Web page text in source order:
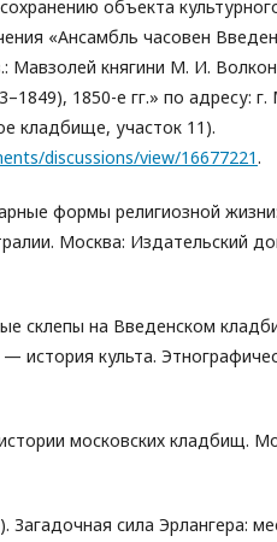
объекта
«Ансамбль часовен
Мавзолей княгини М. И.
1850-е гг.» по адресу: г.
кладбище, участок 11).
discussions/view/16677221.
формы религиозной жизни:
Москва: Издательский
склепы на Введенском
история культа.
московских кладбищ.
Загадочная сила Эрлангера: